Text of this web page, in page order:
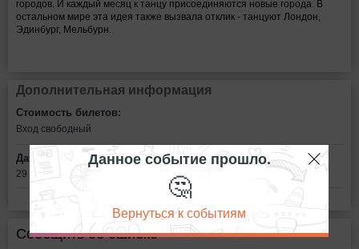
городов. И каждый месяц к танцу присоединяются новые города. В
остальном мире эта идея также вызвала отклик - танцуют Лондон,
Эдинбург, Мельбурн.
Дополнительная информация
Стоимость билетов:
Вход свободный
Дата:
29 августа в 19:00
Сообщить об ошибке
Данное событие прошло.
🤔
Вернуться к событиям